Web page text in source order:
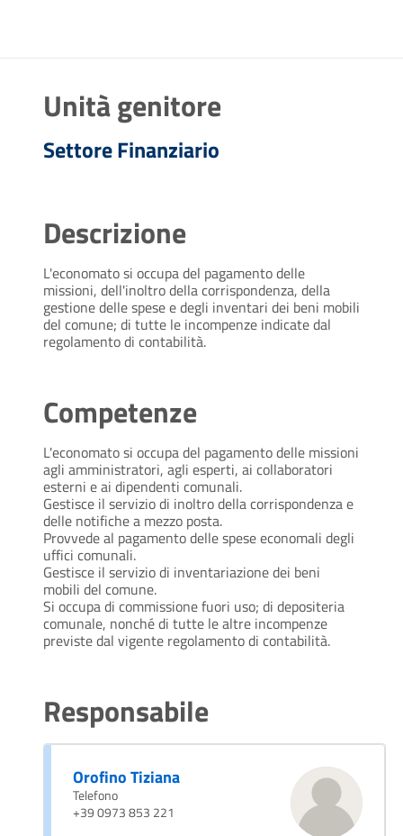
Unità genitore
Settore Finanziario
Descrizione
L'economato si occupa del pagamento delle
missioni, dell'inoltro della corrispondenza, della
gestione delle spese e degli inventari dei beni mobili
del comune; di tutte le incompenze indicate dal
regolamento di contabilità.
Competenze
L'economato si occupa del pagamento delle missioni
agli amministratori, agli esperti, ai collaboratori
esterni e ai dipendenti comunali.
Gestisce il servizio di inoltro della corrispondenza e
delle notifiche a mezzo posta.
Provvede al pagamento delle spese economali degli
uffici comunali.
Gestisce il servizio di inventariazione dei beni
mobili del comune.
Si occupa di commissione fuori uso; di depositeria
comunale, nonché di tutte le altre incompenze
previste dal vigente regolamento di contabilità.
Responsabile
Orofino Tiziana
Telefono
+39 0973 853 221